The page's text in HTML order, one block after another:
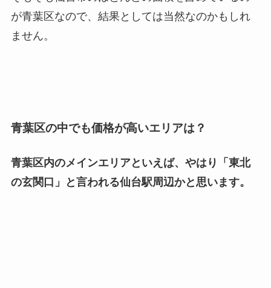
が青葉区なので、結果としては当然なのかもしれ
ません。
青葉区の中でも価格が高いエリアは？
青葉区内のメインエリアといえば、やはり「東北
の玄関口」と言われる仙台駅周辺かと思います。